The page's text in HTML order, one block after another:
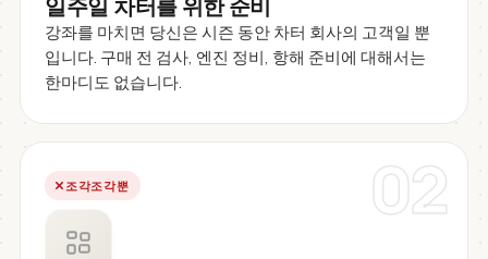
강좌를 마치면 당신은 시즌 동안 차터 회사의 고객일 뿐
입니다. 구매 전 검사, 엔진 정비, 항해 준비에 대해서는
한마디도 없습니다.
02
조각조각뿐